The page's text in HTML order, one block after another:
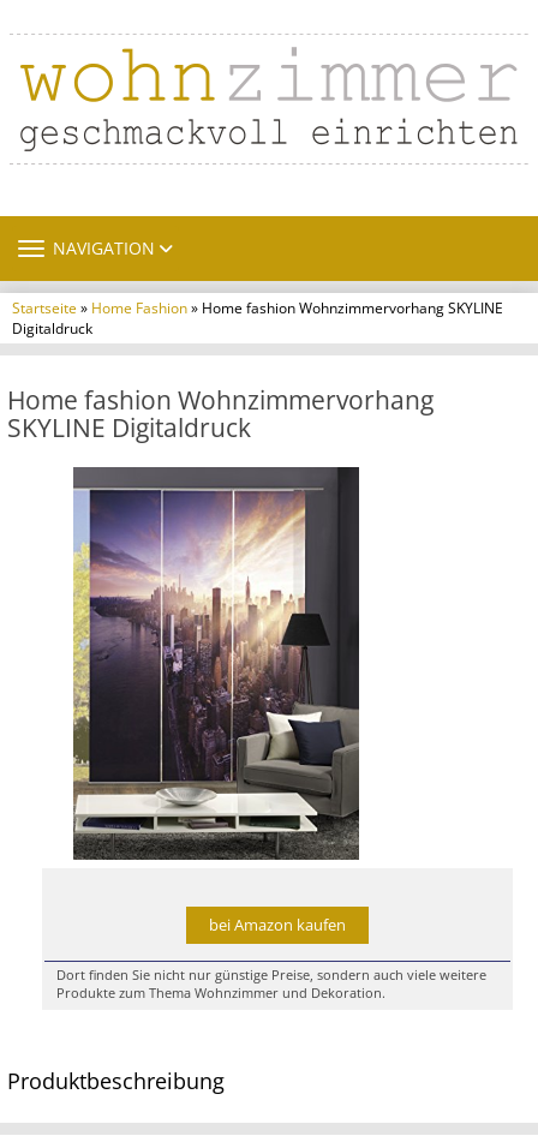
TOGGLE NAVIGATION
NAVIGATION
Startseite» Home Fashion» Home fashion Wohnzimmervorhang SKYLINE
Digitaldruck
Home fashion Wohnzimmervorhang
SKYLINE Digitaldruck
bei Amazon kaufen
Dort finden Sie nicht nur günstige Preise, sondern auch viele weitere
Produkte zum Thema Wohnzimmer und Dekoration.
Produktbeschreibung